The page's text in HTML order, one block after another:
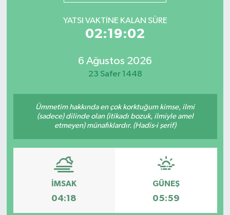
YATSI VAKTINE KALAN SÜRE
02:19:02
6 Ağustos 2026
23 Safer 1448
Ümmetim hakkında en çok korktuğum kimse, ilmi
(sadece) dilinde olan (itikadı bozuk, ilmiyle amel
etmeyen) münafıklardır. (Hadis-i şerif)
İMSAK
04:18
GÜNEŞ
05:59